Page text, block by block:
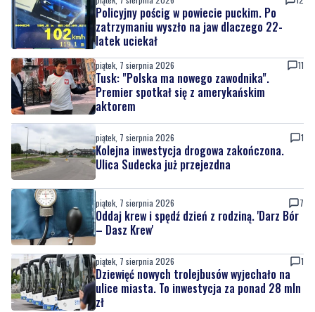
Policyjny pościg w powiecie puckim. Po
zatrzymaniu wyszło na jaw dlaczego 22-
latek uciekał
piątek, 7 sierpnia 2026 11
Tusk: "Polska ma nowego zawodnika".
Premier spotkał się z amerykańskim
aktorem
piątek, 7 sierpnia 2026 1
Kolejna inwestycja drogowa zakończona.
Ulica Sudecka już przejezdna
piątek, 7 sierpnia 2026 7
Oddaj krew i spędź dzień z rodziną. 'Darz Bór
– Dasz Krew'
piątek, 7 sierpnia 2026 1
Dziewięć nowych trolejbusów wyjechało na
ulice miasta. To inwestycja za ponad 28 mln
zł